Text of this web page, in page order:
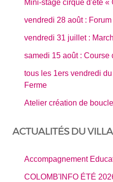
Mini-stage cirque d'été
vendredi 28 août :
vendredi 31 juillet :
samedi 15 août : Course
tous les 1ers vendredi
Ferme
Atelier création de
ACTUALITÉS DU
Accompagnement
COLOMB'INFO ÉTÉ